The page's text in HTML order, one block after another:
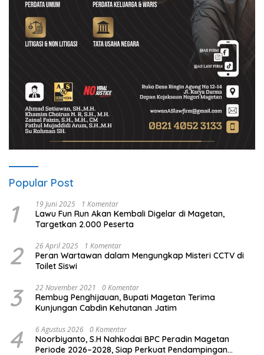
Popular Post
1 19 Juni 2025 1 Komentar
Lawu Fun Run Akan Kembali Digelar di Magetan,
Targetkan 2.000 Peserta
2 26 April 2025 1 Komentar
Peran Wartawan dalam Mengungkap Misteri CCTV di
Toilet Siswi
3 22 November 2021 0 Komentar
Rembug Penghijauan, Bupati Magetan Terima
Kunjungan Cabdin Kehutanan Jatim
4 6 Agustus 2026 0 Komentar
Noorbiyanto, S.H Nahkodai BPC Peradin Magetan
Periode 2026–2028, Siap Perkuat Pendampingan